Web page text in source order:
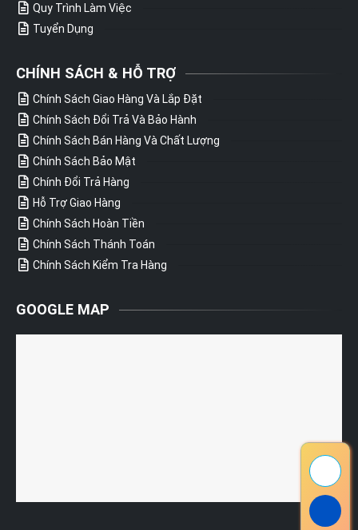
Quy Trình Làm Việc
Tuyển Dụng
CHÍNH SÁCH & HỖ TRỢ
Chính Sách Giao Hàng Và Lắp Đặt
Chính Sách Đổi Trả Và Bảo Hành
Chính Sách Bán Hàng Và Chất Lượng
Chính Sách Bảo Mật
Chính Đổi Trả Hàng
Hỗ Trợ Giao Hàng
Chính Sách Hoàn Tiền
Chính Sách Thánh Toán
Chính Sách Kiểm Tra Hàng
GOOGLE MAP